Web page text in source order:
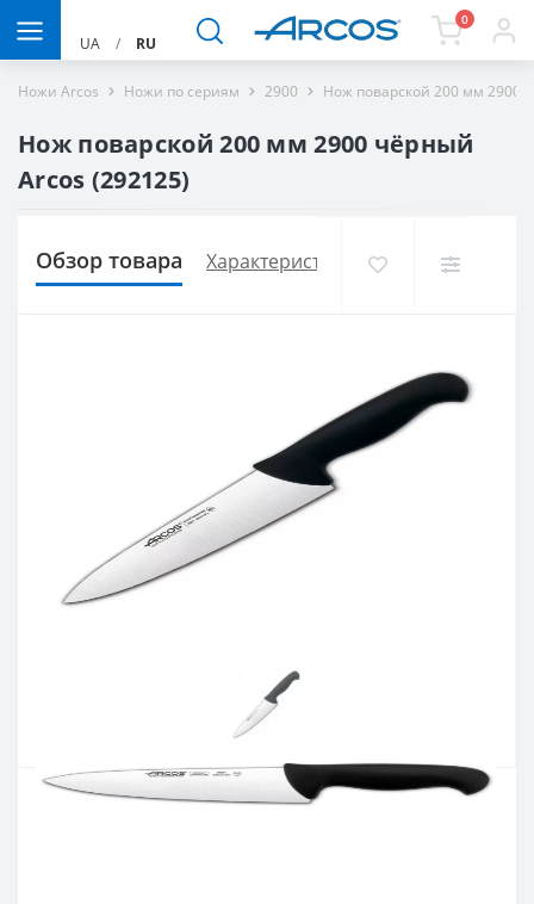
UA / RU
0
Ножи Arcos Ножи по сериям 2900 Нож поварской 200 мм 2900
Нож поварской 200 мм 2900 чёрный
Arcos (292125)
Обзор товара Характеристики Доставка и
Артикул:292125